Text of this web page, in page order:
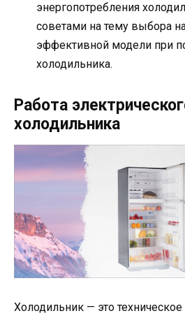
энергопотребления
советами на тему выбора
эффективной модели при
холодильника.
Работа
холодильника
Холодильник — это техническое